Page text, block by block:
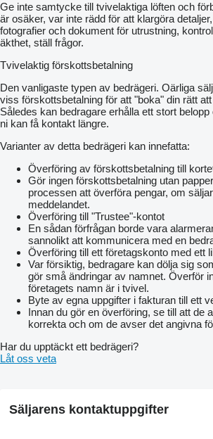
Ge inte samtycke till tvivelaktiga löften och
är osäker, var inte rädd för att klargöra
fotografier och dokument för utrustning,
äkthet, ställ frågor.
Tvivelaktig förskottsbetalning
Den vanligaste typen av bedrägeri. Oärliga
viss förskottsbetalning för att "boka" din rätt
Således kan bedragare erhålla ett stort
ni kan få kontakt längre.
Varianter av detta bedrägeri kan innefatta:
Överföring av förskottsbetalning till
Gör ingen förskottsbetalning utan
processen att överföra pengar, om
meddelandet.
Överföring till "Trustee"-kontot
En sådan förfrågan borde vara
sannolikt att kommunicera med en
Överföring till ett företagskonto med ett
Var försiktig, bedragare kan dölja sig
gör små ändringar av namnet. Överför
företagets namn är i tvivel.
Byte av egna uppgifter i fakturan till ett
Innan du gör en överföring, se till att de
korrekta och om de avser det angivna
Har du upptäckt ett bedrägeri?
Låt oss veta
Säljarens kontaktuppgifter